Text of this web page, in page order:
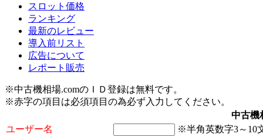
スロット価格
ランキング
最新のレビュー
導入前リスト
広告について
レポート販売
※中古機相場.comのＩＤ登録は無料です。
※赤字の項目は必須項目の為必ず入力してください。
中古機
ユーザー名
※半角英数字3～10